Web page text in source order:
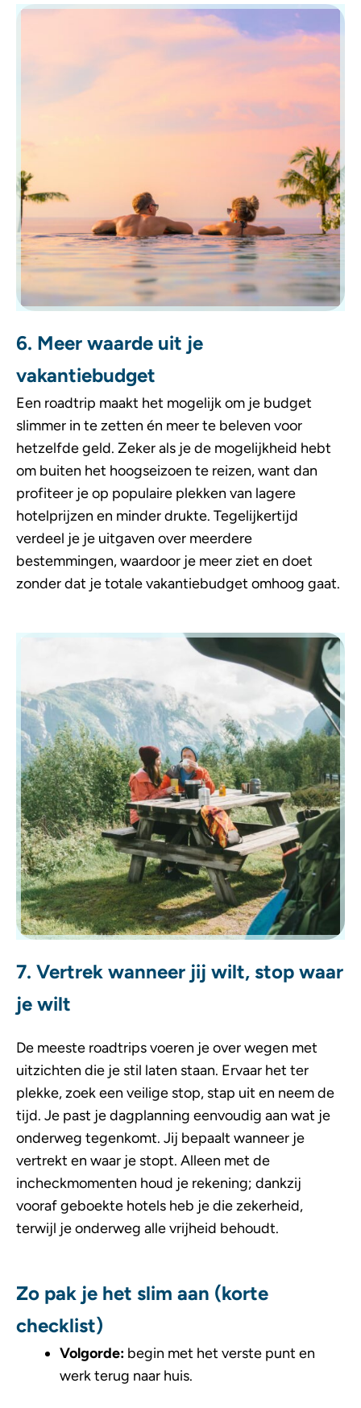
6. Meer waarde uit je
vakantiebudget
Een roadtrip maakt het mogelijk om je budget
slimmer in te zetten én meer te beleven voor
hetzelfde geld. Zeker als je de mogelijkheid hebt
om buiten het hoogseizoen te reizen, want dan
profiteer je op populaire plekken van lagere
hotelprijzen en minder drukte. Tegelijkertijd
verdeel je je uitgaven over meerdere
bestemmingen, waardoor je meer ziet en doet
zonder dat je totale vakantiebudget omhoog gaat.
7. Vertrek wanneer jij wilt, stop waar
je wilt
De meeste roadtrips voeren je over wegen met
uitzichten die je stil laten staan. Ervaar het ter
plekke, zoek een veilige stop, stap uit en neem de
tijd. Je past je dagplanning eenvoudig aan wat je
onderweg tegenkomt. Jij bepaalt wanneer je
vertrekt en waar je stopt. Alleen met de
incheckmomenten houd je rekening; dankzij
vooraf geboekte hotels heb je die zekerheid,
terwijl je onderweg alle vrijheid behoudt.
Zo pak je het slim aan (korte
checklist)
Volgorde: begin met het verste punt en
werk terug naar huis.